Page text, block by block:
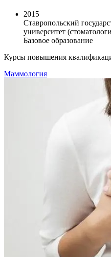
2015
Ставропольский
университет
Базовое образование
Курсы повышения
Маммология